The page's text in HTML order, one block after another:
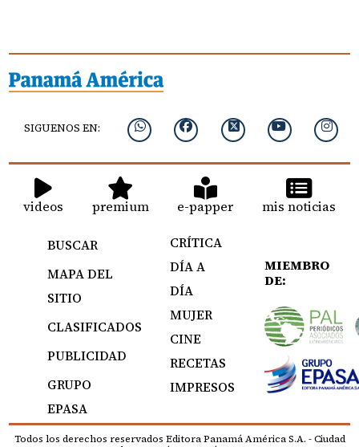
SIGUENOS EN:
videos premium e-papper mis noticias
BUSCAR
MAPA DEL
SITIO
CLASIFICADOS
PUBLICIDAD
GRUPO
EPASA
CRÍTICA
DÍA A
DÍA
MUJER
CINE
RECETAS
IMPRESOS
MIEMBRO
DE:
Todos los derechos reservados Editora Panamá América S.A. - Ciudad